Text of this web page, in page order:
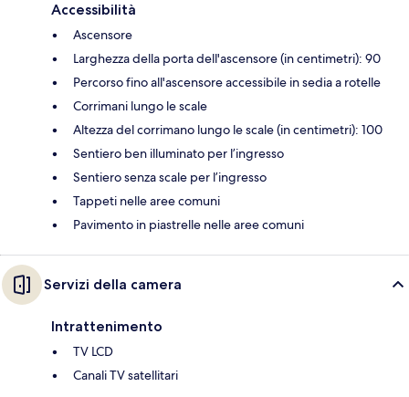
Accessibilità
Ascensore
Larghezza della porta dell'ascensore (in centimetri): 90
Percorso fino all'ascensore accessibile in sedia a rotelle
Corrimani lungo le scale
Altezza del corrimano lungo le scale (in centimetri): 100
Sentiero ben illuminato per l’ingresso
Sentiero senza scale per l’ingresso
Tappeti nelle aree comuni
Pavimento in piastrelle nelle aree comuni
Servizi della camera
Intrattenimento
TV LCD
Canali TV satellitari